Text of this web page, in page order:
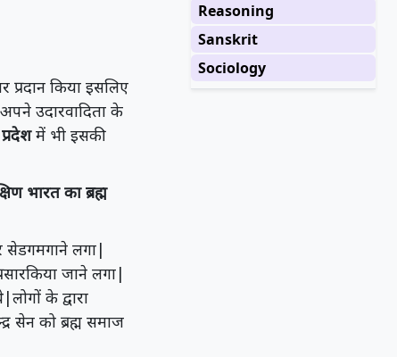
Reasoning
Sanskrit
Sociology
प्रदान किया इसलिए
उदारवादिता के
में भी इसकी
भारत का ब्रह्म
सेडगमगाने लगा|
जाने लगा|
के द्वारा
सेन को ब्रह्म समाज